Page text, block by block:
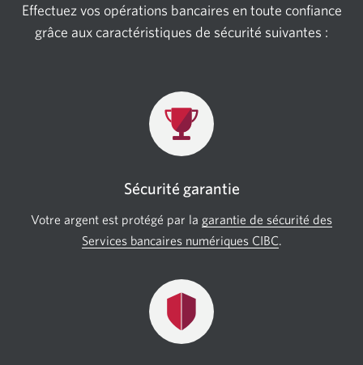
Effectuez vos opérations bancaires en toute confiance
grâce aux caractéristiques de sécurité suivantes :
Sécurité garantie
Votre argent est protégé par la garantie de sécurité des
Services bancaires numériques CIBC.